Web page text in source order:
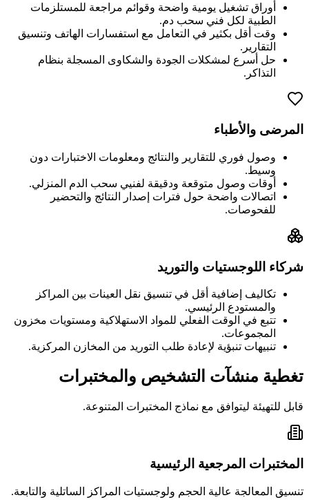
أوراق تشغيل يومية واضحة وقوائم مراجعة للمستلزمات
الطبية لكل فني سحب دم.
وقت أقل بكثير في التعامل مع استفسارات الهاتف وتنسيق
التقارير.
حل أسرع لمشكلات الجودة والشكاوى المسجلة بنظام
التذاكر.
المرضى والأطباء
وصول فوري للتقارير والنتائج ومعلومات الاختبارات دون
وسيط.
أوقات وصول متوقعة ودقيقة لفنيي سحب الدم المنزلي.
اتصالات واضحة حول فترات إصدار النتائج والتحضير
للفحوصات.
شركاء اللوجستيات والتوريد
تكاليف إضافية أقل في تنسيق نقل العينات بين المراكز
والمستودع الرئيسي.
تتبع في الوقت الفعلي للمواد الاستهلاكية ومستويات مخزون
المجموعات.
تنبيهات تنبؤية لإعادة طلب التوريد من المخازن المركزية.
تغطية منشآت التشخيص والمختبرات
قابل للتهيئة ليتوافق مع نماذج المختبرات المتنوعة.
المختبرات المرجعية الرئيسية
تنسيق المعالجة عالية الحجم ولوجستيات المراكز الساتلية والتابعة.